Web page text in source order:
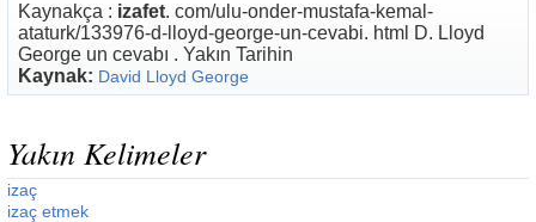
Kaynakça : izafet. com/ulu-onder-mustafa-kemal-
ataturk/133976-d-lloyd-george-un-cevabi. html D. Lloyd
George un cevabı . Yakın Tarihin
Kaynak: David Lloyd George
Yakın Kelimeler
izaç
izaç etmek